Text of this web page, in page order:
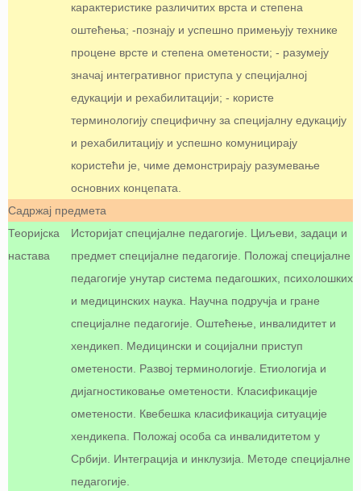
карактеристике различитих врста и степена
оштећења; -познају и успешно примењују технике
процене врсте и степена ометености; - разумеју
значај интегративног приступа у специјалној
едукацији и рехабилитацији; - користе
терминологију специфичну за специјалну едукацију
и рехабилитацију и успешно комуницирају
користећи је, чиме демонстрирају разумевање
основних концепата.
Садржај предмета
Теоријска
настава
Историјат специјалне педагогије. Циљеви, задаци и
предмет специјалне педагогије. Положај специјалне
педагогије унутар система педагошких, психолошких
и медицинских наука. Научна подручја и гране
специјалне педагогије. Оштећење, инвалидитет и
хендикеп. Медицински и социјални приступ
ометености. Развој терминологије. Етиологија и
дијагностиковање ометености. Класификације
ометености. Квебешка класификација ситуације
хендикепа. Положај особа са инвалидитетом у
Србији. Интеграција и инклузија. Методе специјалне
педагогије.